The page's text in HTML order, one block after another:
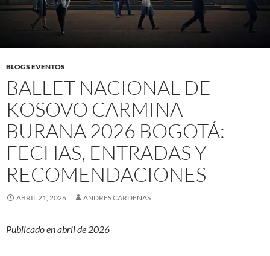
BLOGS EVENTOS
BALLET NACIONAL DE
KOSOVO CARMINA
BURANA 2026 BOGOTÁ:
FECHAS, ENTRADAS Y
RECOMENDACIONES
ABRIL 21, 2026 ANDRES CARDENAS
Publicado en abril de 2026